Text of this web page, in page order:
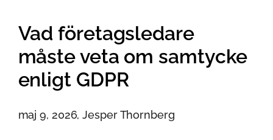
Vad företagsledare
måste veta om samtycke
enligt GDPR
maj 9, 2026, Jesper Thornberg